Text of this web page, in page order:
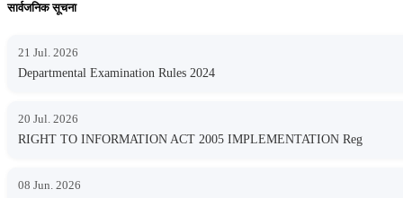
सार्वजनिक सूचना
21 Jul. 2026
Departmental Examination Rules 2024
20 Jul. 2026
RIGHT TO INFORMATION ACT 2005 IMPLEMENTATION Reg
08 Jun. 2026